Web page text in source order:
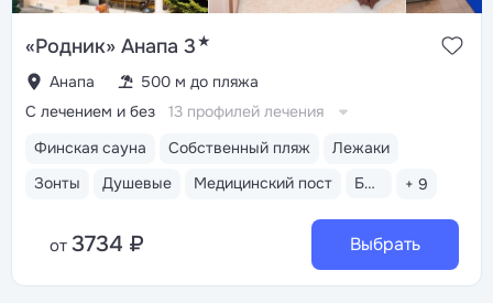
«Родник» Анапа 3★
Анапа 500 м до пляжа
Финская сауна Собственный пляж
Лежаки
Зонты
Душевые Медицинский пост Бассейн открытый + 9
С лечением и без 13 профилей лечения
от 3734 ₽ Выбрать